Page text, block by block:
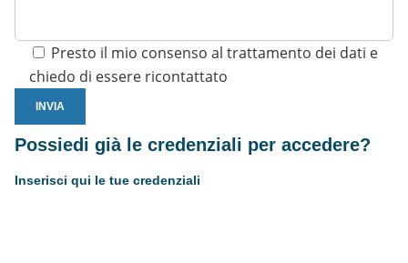
Presto il mio consenso al trattamento dei dati e
chiedo di essere ricontattato
Possiedi già le credenziali per accedere?
Inserisci qui le tue credenziali